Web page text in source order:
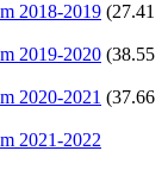
2018-2019 (27.41
2019-2020 (38.55
2020-2021 (37.66
2021-2022